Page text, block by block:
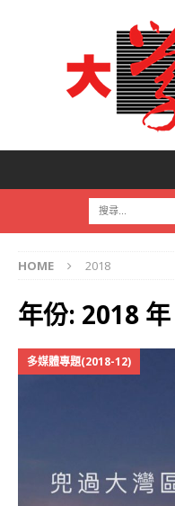
HOME 2018
年份: 2018 年
多媒體專題(2018-12)